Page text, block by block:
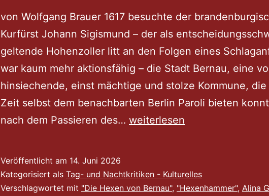
von Wolfgang Brauer 1617 besuchte der
Kurfürst Johann Sigismund – der als
geltende Hohenzoller litt an den Folgen eines
war kaum mehr aktionsfähig – die Stadt Bernau, eine
hinsiechende, einst mächtige und stolze Kommune, die
Zeit selbst dem benachbarten Berlin Paroli bieten
nach dem Passieren des… Nichts
–
„Die
weiterlesen
Veröffentlicht am 14. Juni 2026
Kategorisiert als Tag- und Nachtkritiken - Kulturelles
Verschlagwortet mit "Die Hexen von Bernau", "Hexenhammer", Alina